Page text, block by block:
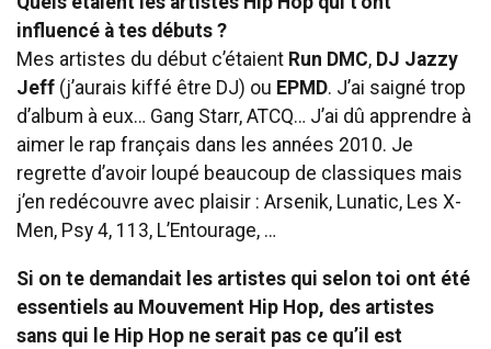
influencé à tes débuts ?
Mes artistes du début c’étaient Run DMC, DJ Jazzy
Jeff (j’aurais kiffé être DJ) ou EPMD. J’ai saigné trop
d’album à eux… Gang Starr, ATCQ… J’ai dû apprendre à
aimer le rap français dans les années 2010. Je
regrette d’avoir loupé beaucoup de classiques mais
j’en redécouvre avec plaisir : Arsenik, Lunatic, Les X-
Men, Psy 4, 113, L’Entourage, …
Si on te demandait les artistes qui selon toi ont été
essentiels au Mouvement Hip Hop, des artistes
sans qui le Hip Hop ne serait pas ce qu’il est